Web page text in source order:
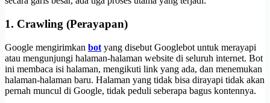
1. Crawling (Perayapan)
Google mengirimkan bot yang disebut Googlebot untuk merayapi
atau mengunjungi halaman-halaman website di seluruh internet. Bot
ini membaca isi halaman, mengikuti link yang ada, dan menemukan
halaman-halaman baru. Halaman yang tidak bisa dirayapi tidak akan
pernah muncul di Google, tidak peduli seberapa bagus kontennya.